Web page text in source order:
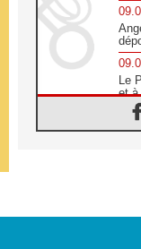
Le
et à